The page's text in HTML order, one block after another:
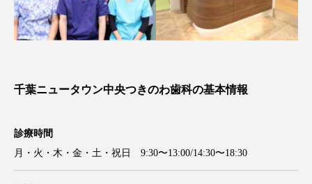
千葉ニュータウン中央つきのわ歯科の基本情報
診療時間
月・火・木・金・土・祝日 9:30〜13:00/14:30〜18:30